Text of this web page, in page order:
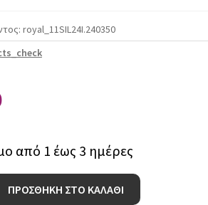
royal_11SIL24I.240350
από 1 έως 3 ημέρες
ΠΡΟΣΘΗΚΗ ΣΤΟ ΚΑΛΑΘΙ